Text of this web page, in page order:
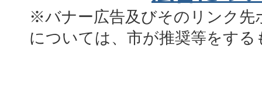
※バナー広告及びそのリンク先
については、市が推奨等をす